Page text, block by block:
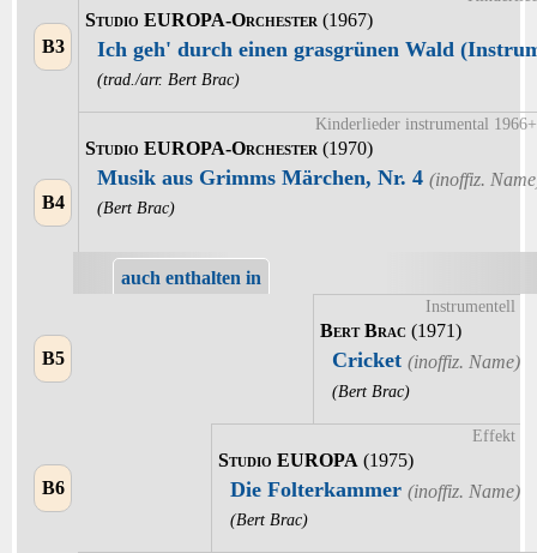
B3
Studio EUROPA-Orchester (1967)
Ich geh' durch einen grasgrünen Wald
(trad./arr. Bert Brac)
B4
Kinderlieder instrumental 1966+
Studio EUROPA-Orchester (1970)
Musik aus Grimms Märchen, Nr. 4
(Bert Brac)
auch enthalten in
B5
Instrumentell
Bert Brac (1971)
Cricket
(Bert Brac)
B6
Effekt
Studio EUROPA (1975)
Die Folterkammer
(Bert Brac)